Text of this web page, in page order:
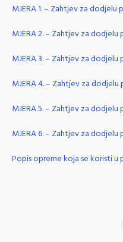
MJERA 1. – Zahtjev za
MJERA 2. – Zahtjev za
MJERA 3. – Zahtjev za
MJERA 4. – Zahtjev za
MJERA 5. – Zahtjev za
MJERA 6. – Zahtjev za
Popis opreme koja se koristi u